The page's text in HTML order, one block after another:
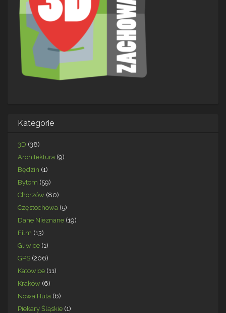
Kategorie
3D (38)
Architektura (9)
Będzin (1)
Bytom (59)
Chorzów (80)
Częstochowa (5)
Dane Nieznane (19)
Film (13)
Gliwice (1)
GPS (206)
Katowice (11)
Kraków (6)
Nowa Huta (6)
Piekary Śląskie (1)